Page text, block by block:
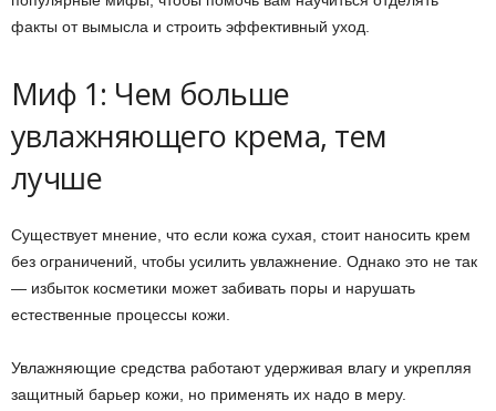
факты от вымысла и строить эффективный уход.
Миф 1: Чем больше
увлажняющего крема, тем
лучше
Существует мнение, что если кожа сухая, стоит наносить крем
без ограничений, чтобы усилить увлажнение. Однако это не так
— избыток косметики может забивать поры и нарушать
естественные процессы кожи.
Увлажняющие средства работают удерживая влагу и укрепляя
защитный барьер кожи, но применять их надо в меру.